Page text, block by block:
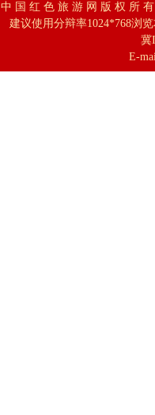
中 国 红 色 旅 游 网 版 权 所
建议使用分辩率1024*768浏
冀
E-